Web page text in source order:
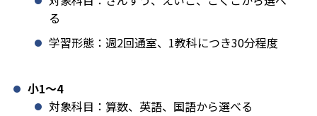
る
学習形態：週2回通室、1教科につき30分程度
小1️〜4
対象科目：算数、英語、国語から選べる